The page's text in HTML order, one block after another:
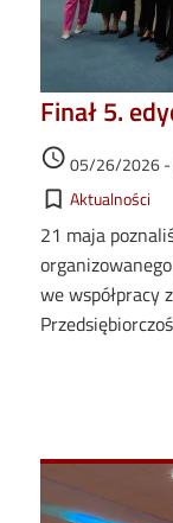
Finał 5.
access_time 05/26/2026 -
bookmark_border Kategorie
Aktualności
21 maja
we współpracy